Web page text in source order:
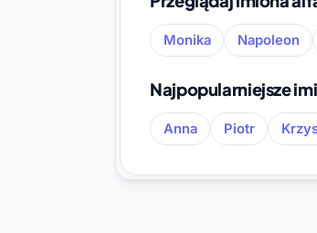
Monika Napoleon
Najpopularniejsze
Anna Piotr